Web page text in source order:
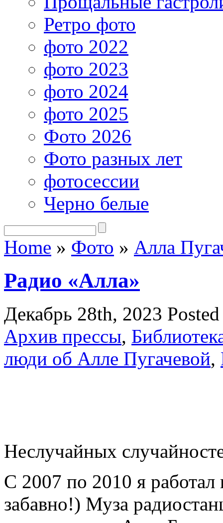
Ретро фото
фото 2022
фото 2023
фото 2024
фото 2025
Фото 2026
Фото разных лет
фотосессии
Черно белые
Home » Фото » Алла
Радио «Алла»
Декабрь 28th, 2023
Архив прессы,
люди об Алле Пугачевой,
Неслучайных
С 2007 по 2010 я
забавно!) Муза